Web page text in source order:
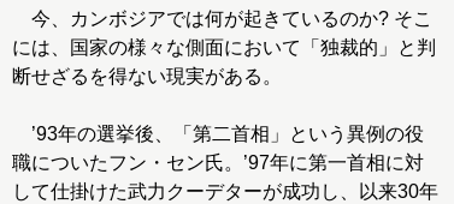
今、カンボジアでは何が起きているのか? そこ
には、国家の様々な側面において「独裁的」と判
断せざるを得ない現実がある。
’93年の選挙後、「第二首相」という異例の役
職についたフン・セン氏。’97年に第一首相に対
して仕掛けた武力クーデターが成功し、以来30年